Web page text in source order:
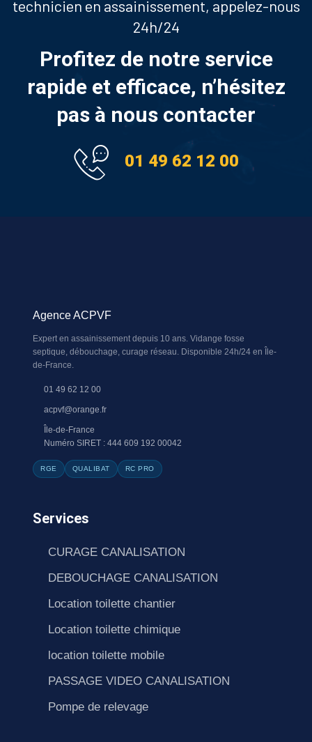
technicien en assainissement, appelez-nous
24h/24
Profitez de notre service
rapide et efficace, n’hésitez
pas à nous contacter
01 49 62 12 00
Agence ACPVF
Expert en assainissement depuis 10 ans. Vidange fosse
septique, débouchage, curage réseau. Disponible 24h/24 en Île-
de-France.
01 49 62 12 00
acpvf@orange.fr
Île-de-France
Numéro SIRET : 444 609 192 00042
RGE QUALIBAT RC PRO
Services
CURAGE CANALISATION
DEBOUCHAGE CANALISATION
Location toilette chantier
Location toilette chimique
location toilette mobile
PASSAGE VIDEO CANALISATION
Pompe de relevage